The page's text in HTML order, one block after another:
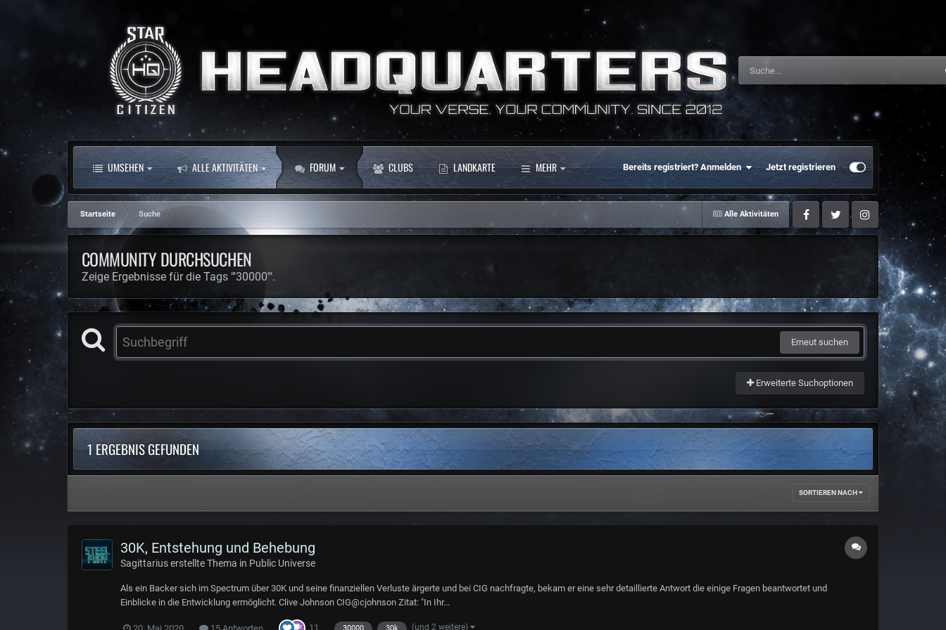
UMSEHEN ALLE AKTIVITÄTEN FORUM CLUBS LANDKARTE MEHR Bereits registriert? Anmelden Jetzt registrieren
Alle Aktivitäten
Startseite
Suche
FacebookTwitter Instagram
COMMUNITY DURCHSUCHEN
Zeige Ergebnisse für die Tags "'30000'".
Erneut suchen
Erweiterte Suchoptionen
1 ERGEBNIS GEFUNDEN
SORTIEREN NACH
30K, Entstehung und Behebung
Sagittariuserstellte Thema in Public Universe
Als ein Backer sich im Spectrum über 30K und seine finanziellen Verluste ärgerte und bei CIG nachfragte, bekam er eine sehr detaillierte Antwort die einige Fragen beantwortet und
Einblicke in die Entwicklung ermöglicht. Clive Johnson CIG@cjohnson Zitat: "In Ihr...
11 30000 30k (und 2 weitere)